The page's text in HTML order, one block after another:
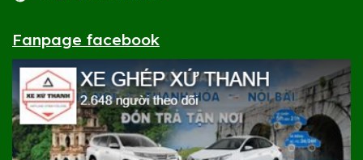
Fanpage facebook